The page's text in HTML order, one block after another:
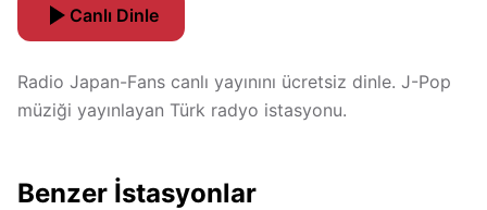
Canlı Dinle
Radio Japan-Fans canlı yayınını ücretsiz dinle. J-Pop
müziği yayınlayan Türk radyo istasyonu.
Benzer İstasyonlar